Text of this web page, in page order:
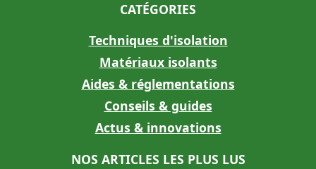
CATÉGORIES
Techniques d'isolation
Matériaux isolants
Aides & réglementations
Conseils & guides
Actus & innovations
NOS ARTICLES LES PLUS LUS